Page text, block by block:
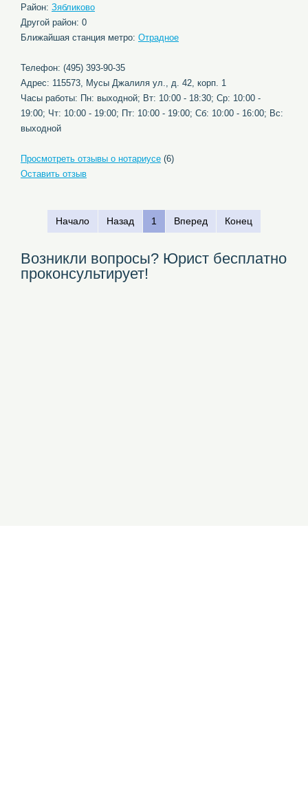
Район: Зябликово
Другой район: 0
Ближайшая станция метро: Отрадное
Телефон: (495) 393-90-35
Адрес: 115573, Мусы Джалиля ул., д. 42, корп. 1
Часы работы: Пн: выходной; Вт: 10:00 - 18:30; Ср: 10:00 -
19:00; Чт: 10:00 - 19:00; Пт: 10:00 - 19:00; Сб: 10:00 - 16:00; Вс:
выходной
Просмотреть отзывы о нотариусе (6)
Оставить отзыв
Начало Назад 1 Вперед Конец
Возникли вопросы? Юрист бесплатно
проконсультирует!